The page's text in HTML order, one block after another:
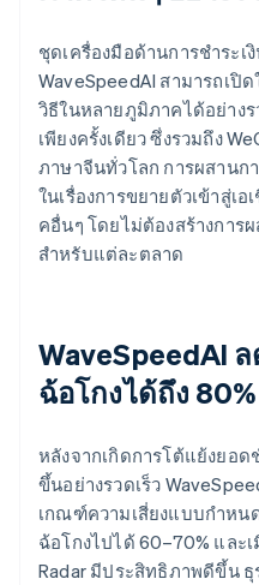
ชุดเครื่องมือด้านการชำระ
WaveSpeedAI สามารถเปิ
วิธีในหลายภูมิภาคได้อย่าง
เพียงครั้งเดียว ซึ่งรวมถึง
ภาษาจีนทั่วโลก การผสาน
ในเรื่องการขยายตัวเข้าสู่เ
คอื่นๆ โดยไม่ต้องสร้างการ
สำหรับแต่ละตลาด
WaveSpeedAI
ฉ้อโกงได้ถึง 80%
หลังจากเกิดการโต้แย้งยอ
ขึ้นอย่างรวดเร็ว
เกณฑ์ความเสี่ยงแบบกำหน
ฉ้อโกงไปได้ 60–70% และ
Radar มีประสิทธิภาพดีขึ้น